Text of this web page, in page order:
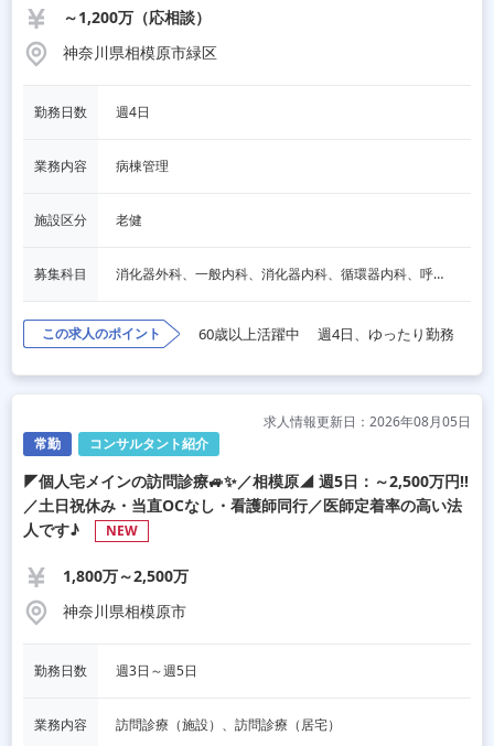
～1,200万（応相談）
神奈川県相模原市緑区
勤務日数 週4日
業務内容 病棟管理
施設区分 老健
募集科目 消化器外科、一般内科、消化器内科、循環器内科、呼吸器内科、血液内科、心療内科、脳神経内科、内分泌内科、老人内科、一般外科、心臓外科、呼吸器外科、脳神経外科、整形外科、形成外科、リハビリテーション科
この求人のポイント 60歳以上活躍中 週4日、ゆったり勤務
常勤 コンサルタント紹介
求人情報更新日：2026年08月05日
◤個人宅メインの訪問診療🚙✨／相模原◢ 週5日：～2,500万円‼
／土日祝休み・当直OCなし・看護師同行／医師定着率の高い法
人です♪
NEW
1,800万～2,500万
神奈川県相模原市
勤務日数 週3日～週5日
業務内容 訪問診療（施設）、訪問診療（居宅）